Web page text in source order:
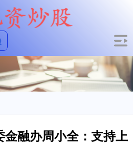
融办周小全：支持上